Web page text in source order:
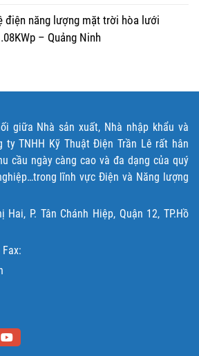
điện năng lượng mặt trời hòa lưới
– Quảng Ninh
giữa Nhà sản xuất, Nhà nhập khẩu và
ty TNHH Kỹ Thuật Điện Trần Lê rất hân
cầu ngày càng cao và đa dạng của quý
lĩnh vực Điện và Năng lượng
P. Tân Chánh Hiệp, Quận 12, TP.Hồ
Fax: